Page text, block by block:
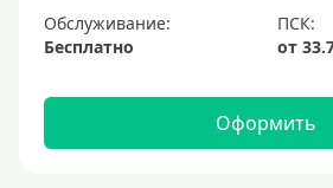
Обслуживание:
Бесплатно
Оформить